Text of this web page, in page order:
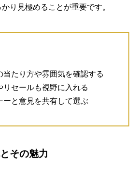
り見極めることが重要です。
当たり方や雰囲気を確認する
リセールも視野に入れる
ーと意見を共有して選ぶ
その魅力